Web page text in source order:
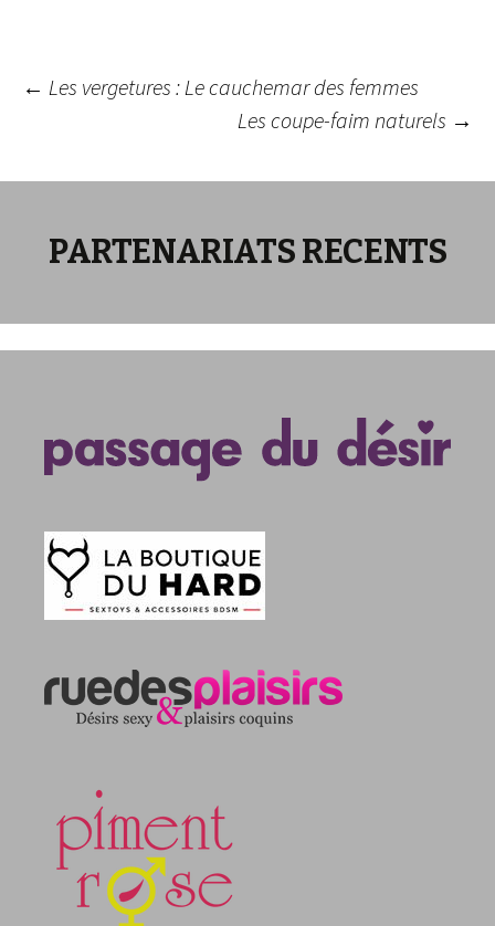
Navigation
des
articles
← Les vergetures : Le cauchemar des femmes
Les coupe-faim naturels →
PARTENARIATS RECENTS